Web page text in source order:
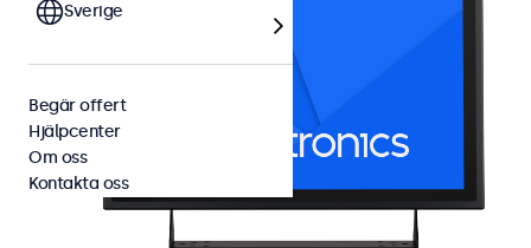
Sverige
Begär offert
Hjälpcenter
Om oss
Kontakta oss